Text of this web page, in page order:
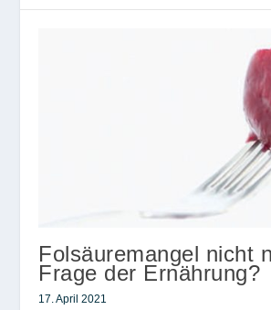
Folsäuremangel nicht
Frage der Ernährung?
17. April 2021